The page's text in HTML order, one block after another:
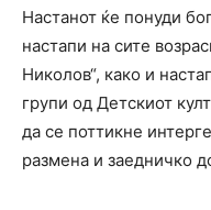
Настанот ќе понуди
настапи на сите
Николов“, како и
групи од Детскиот
да се поттикне
размена и заедничко